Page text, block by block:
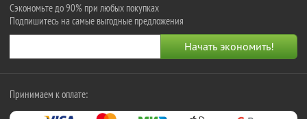
Сэкономьте до 90% при любых покупках
Подпишитесь на самые выгодные предложения
Принимаем к оплате: